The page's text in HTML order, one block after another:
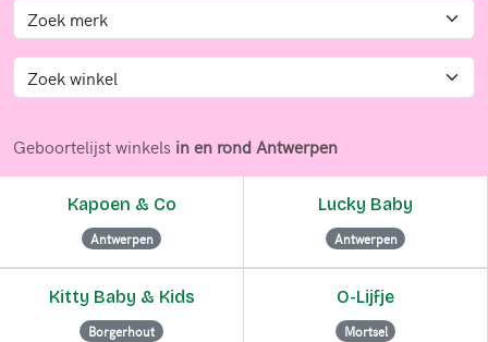
Geboortelijst winkels in en rond Antwerpen
Kapoen & Co
Antwerpen
Lucky Baby
Antwerpen
Kitty Baby & Kids
Borgerhout
O-Lijfje
Mortsel